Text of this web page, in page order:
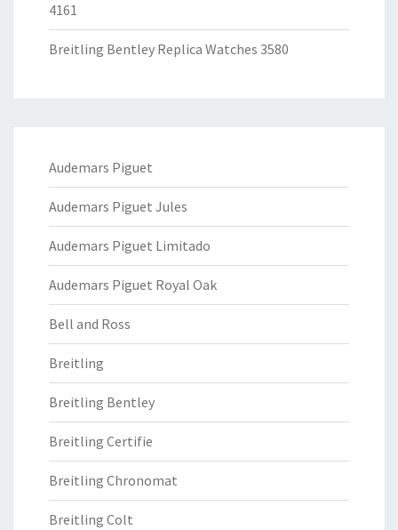
4161
Breitling Bentley Replica Watches 3580
Audemars Piguet
Audemars Piguet Jules
Audemars Piguet Limitado
Audemars Piguet Royal Oak
Bell and Ross
Breitling
Breitling Bentley
Breitling Certifie
Breitling Chronomat
Breitling Colt